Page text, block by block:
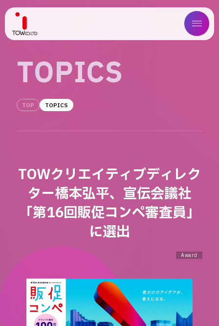
ABOUT US
SERVICE
MAGAZINE
NEWS
IR
TOPICS
TOP TOPICS
TOWクリエイティブディレク
ター橋本弘平、宣伝会議社
「第16回販促コンペ審査員」
に選出
Award